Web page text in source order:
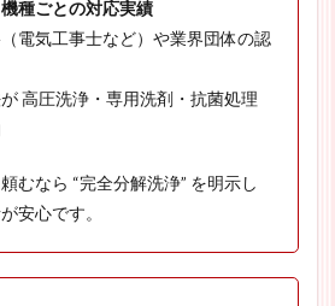
種ごとの対応実績
電気工事士など）や業界団体の認
高圧洗浄・専用洗剤・抗菌処理
むなら “完全分解洗浄” を明示し
安心です。